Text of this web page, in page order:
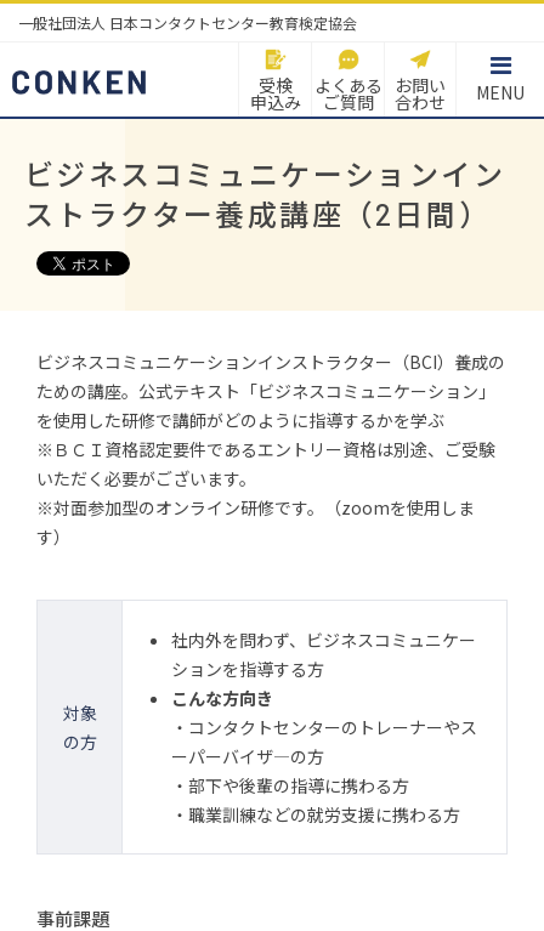
一般社団法人 日本コンタクトセンター教育検定協会
受検
申込み
よくある
ご質問
お問い
合わせ MENU
ビジネスコミュニケーションイン
ストラクター養成講座（2日間）
ビジネスコミュニケーションインストラクター（BCI）養成の
ための講座。公式テキスト「ビジネスコミュニケーション」
を使用した研修で講師がどのように指導するかを学ぶ
※ＢＣＩ資格認定要件であるエントリー資格は別途、ご受験
いただく必要がございます。
※対面参加型のオンライン研修です。（zoomを使用しま
す）
対象
の方
社内外を問わず、ビジネスコミュニケー
ションを指導する方
こんな方向き
・コンタクトセンターのトレーナーやス
ーパーバイザ―の方
・部下や後輩の指導に携わる方
・職業訓練などの就労支援に携わる方
事前課題